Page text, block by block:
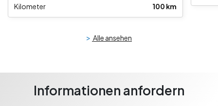
Kilometer
100 km
> Alle ansehen
Informationen anfordern